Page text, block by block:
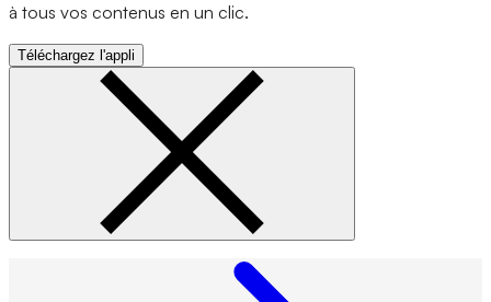
à tous vos contenus en un clic.
Téléchargez l'appli